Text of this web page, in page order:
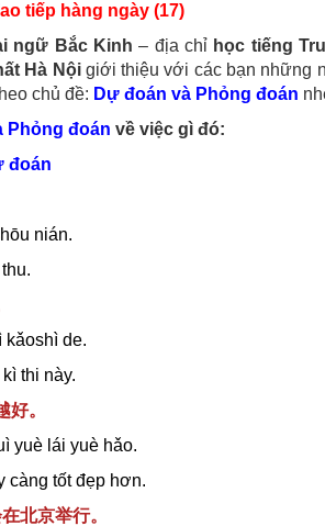
tiếp hàng ngày (17)
ngữ Bắc Kinh – địa chỉ học tiếng
Hà Nộigiới thiệu với các bạn những
chủ đề: Dự đoán và Phỏng đoán
Phỏng đoán về việc gì đó:
nián.
kǎoshì de.
thi này.
。
yuè lái yuè hǎo.
càng tốt đẹp hơn.
北京举行。